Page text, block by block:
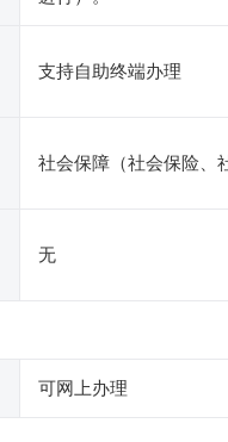
支持自助终端办理
社会保障（社会保险、
无
可网上办理